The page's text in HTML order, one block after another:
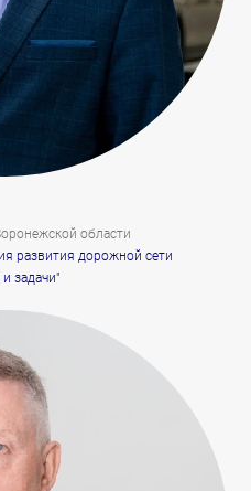
области
развития дорожной сети
задачи"